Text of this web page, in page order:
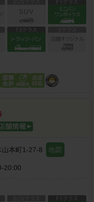
山本町1-27-8 地図
20:00